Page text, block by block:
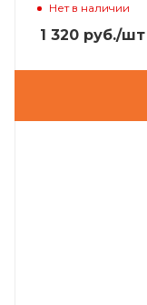
Нет в наличии
1 320 руб./шт